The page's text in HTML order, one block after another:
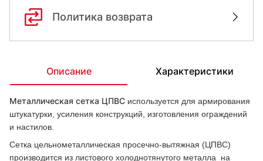
Политика возврата
Описание Характеристики
Металлическая сетка ЦПВС используется для армирования
штукатурки, усиления конструкций, изготовления ограждений
и настилов.
Сетка цельнометаллическая просечно-вытяжная (ЦПВС)
производится из листового холоднотянутого металла на